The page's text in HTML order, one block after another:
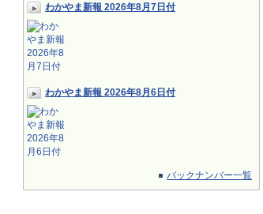
わかやま新報 2026年8月7日付
わかやま新報 2026年8月6日付
バックナンバー一覧